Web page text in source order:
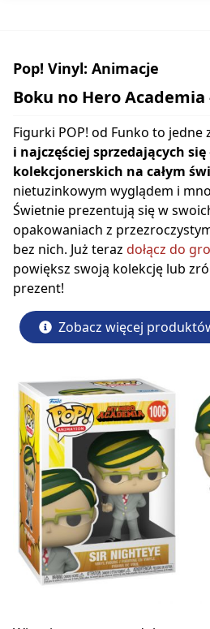
Pop! Vinyl: Animacje
Boku no Hero
Figurki POP! od Funko to jedne
i najczęściej sprzedających
kolekcjonerskich na całym
nietuzinkowym wyglądem i
Świetnie prezentują się w
opakowaniach z
bez nich. Już teraz dołącz do
powiększ swoją kolekcję lub
prezent!
Zobacz więcej